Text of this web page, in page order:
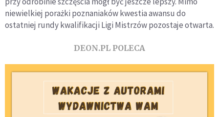
niewielkiej porażki poznaniaków kwestia awansu do
ostatniej rundy kwalifikacji Ligi Mistrzów pozostaje otwarta.
DEON.PL POLECA